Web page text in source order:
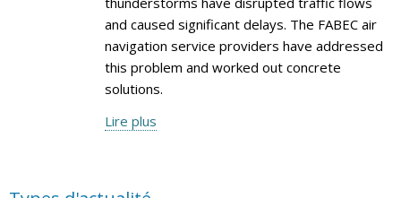
and caused significant delays. The FABEC air
navigation service providers have addressed
this problem and worked out concrete
solutions.
Lire plus